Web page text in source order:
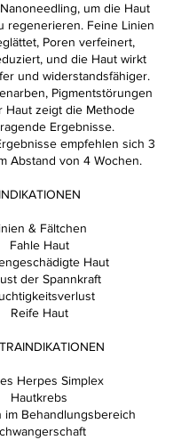
um die Haut
regenerieren. Feine Linien
Poren verfeinert,
und die Haut wirkt
und widerstandsfähiger.
Pigmentstörungen
Haut zeigt die Methode
Ergebnisse.
empfehlen sich 3
Abstand von 4 Wochen.
INDIKATIONEN
& Fältchen
Fahle Haut
Haut
der Spannkraft
Reife Haut
Herpes Simplex
Hautkrebs
im Behandlungsbereich